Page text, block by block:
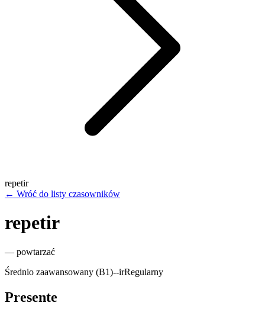
repetir
← Wróć do listy czasowników
repetir
— powtarzać
Średnio zaawansowany (B1)--irRegularny
Presente